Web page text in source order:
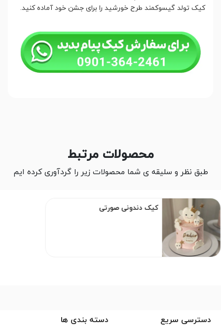
کیک تولد گیسوکمند طرح خورشید را برای جشن خود آماده کنید.
محصولات مرتبط
طبق نظر و سلیقه ی شما محصولات زیر را گردآوری کرده ایم
کیک دندونی صورتی
دسترسی سریع دسته بندی ها